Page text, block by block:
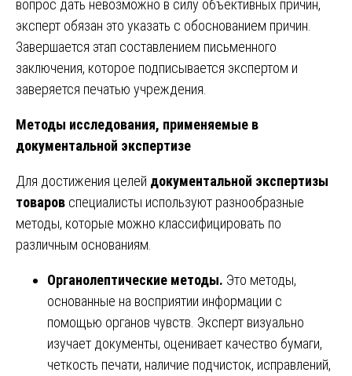
вопрос дать невозможно в силу объективных причин,
эксперт обязан это указать с обоснованием причин.
Завершается этап составлением письменного
заключения, которое подписывается экспертом и
заверяется печатью учреждения.
Методы исследования, применяемые в
документальной экспертизе
Для достижения целей документальной экспертизы
товаров специалисты используют разнообразные
методы, которые можно классифицировать по
различным основаниям.
Органолептические методы. Это методы,
основанные на восприятии информации с
помощью органов чувств. Эксперт визуально
изучает документы, оценивает качество бумаги,
четкость печати, наличие подчисток, исправлений,